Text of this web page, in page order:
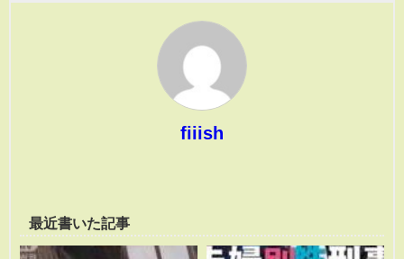
fiiish
最近書いた記事